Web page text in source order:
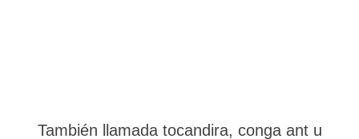
También llamada tocandira, conga ant u